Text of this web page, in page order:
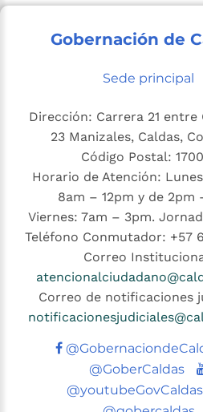
Gobernación de
Sede principal
Dirección: Carrera 21 entre
23 Manizales, Caldas,
Código Postal:
Horario de Atención:
8am – 12pm y de 2pm
Viernes: 7am – 3pm.
Teléfono Conmutador: +57
Correo
Correo de notificaciones
@GoberCaldas
@youtubeGovCaldas